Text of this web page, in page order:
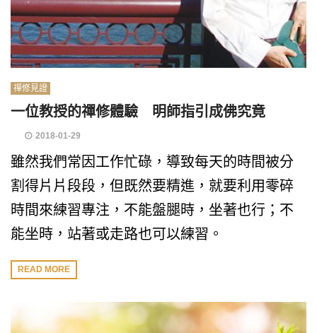
禪修見證
一位教授的禪修體驗 明師指引成佛究竟
2018-01-29
雖然我們常因工作忙碌，導致每天的時間被分
割得片片段段，但既然要精進，就要利用零碎
時間來練習專注，不能盤腿時，坐著也行；不
能坐時，站著或走路也可以練習。
READ MORE